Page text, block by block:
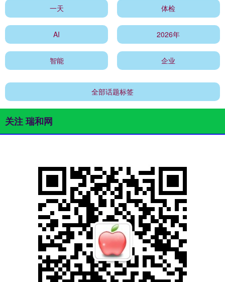
一天 体检
AI 2026年
智能 企业
全部话题标签
关注 瑞和网